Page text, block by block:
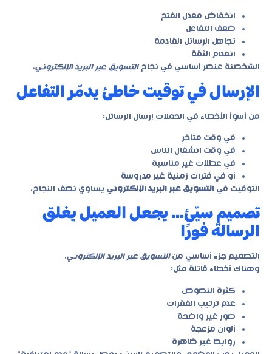
انخفاض معدل الفتح
ضعف التفاعل
تجاهل الرسائل القادمة
انعدام الثقة
الشخصنة عنصر أساسي في نجاحالتسويق عبر البريد الإلكتروني.
الإرسال في توقيت خاطئ يدمّر التفاعل
من أسوأ الأخطاء في الحملات إرسال الرسائل:
في وقت متأخر
في وقت انشغال الناس
في عطلات غير مناسبة
أو في فترات زمنية غير مدروسة
التوقيت في التسويق عبر البريد الإلكتروني يساوي نصف النجاح.
تصميم سيّئ… يجعل العميل يغلق
الرسالة فورًا
التصميم جزء أساسي منالتسويق عبر البريد الإلكتروني.
وهناك أخطاء قاتلة مثل:
كثرة النصوص
عدم ترتيب الفقرات
صور غير واضحة
ألوان مزعجة
روابط غير ظاهرة